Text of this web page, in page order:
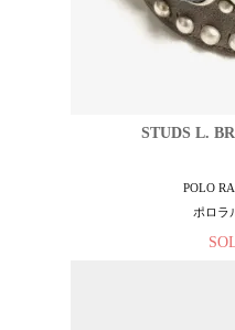
STUDS L.
POLO
ポロラ